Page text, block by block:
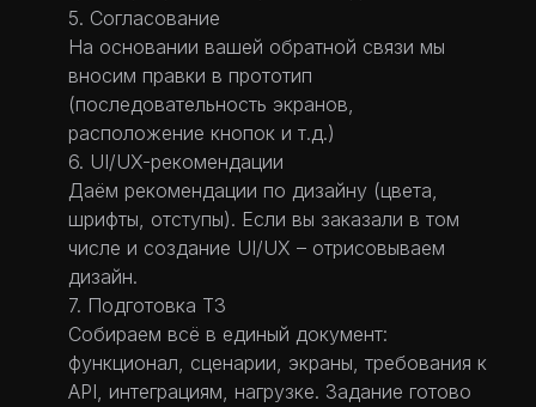
5. Согласование
На основании вашей обратной связи мы
вносим правки в прототип
(последовательность экранов,
расположение кнопок и т.д.)
6. UI/UX-рекомендации
Даём рекомендации по дизайну (цвета,
шрифты, отступы). Если вы заказали в том
числе и создание UI/UX – отрисовываем
дизайн.
7. Подготовка ТЗ
Собираем всё в единый документ:
функционал, сценарии, экраны, требования к
API, интеграциям, нагрузке. Задание готово